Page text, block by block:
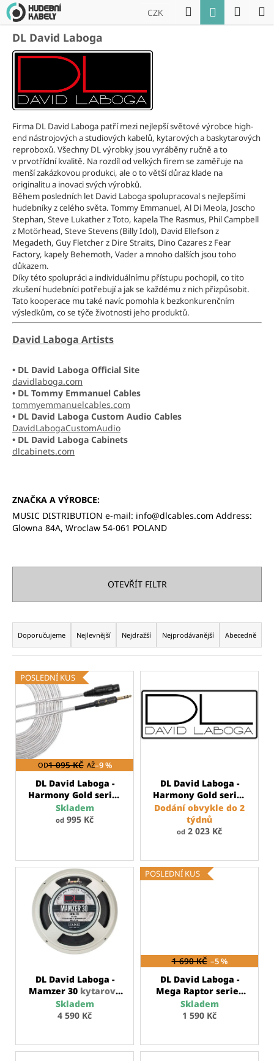
Přejít
na
obsah
CZK Hledat Přihlášení
DL David Laboga
Firma DL David Laboga patří mezi nejlepší světové výrobce high-
end nástrojových a studiových kabelů, kytarových a baskytarových
reproboxů. Všechny DL výrobky jsou vyráběny ručně a to
v prvotřídní kvalitě. Na rozdíl od velkých firem se zaměřuje na
menší zakázkovou produkci, ale o to větší důraz klade na
originalitu a inovaci svých výrobků.
Během posledních let David Laboga spolupracoval s nejlepšími
hudebníky z celého světa. Tommy Emmanuel, Al Di Meola, Joscho
Stephan, Steve Lukather z Toto, kapela The Rasmus, Phil Campbell
z Motörhead, Steve Stevens (Billy Idol), David Ellefson z
Megadeth, Guy Fletcher z Dire Straits, Dino Cazares z Fear
Factory, kapely Behemoth, Vader a mnoho dalších jsou toho
důkazem.
Díky této spolupráci a individuálnímu přístupu pochopil, co tito
zkušení hudebníci potřebují a jak se každému z nich přizpůsobit.
Tato kooperace mu také navíc pomohla k bezkonkurenčním
výsledkům, co se týče životnosti jeho produktů.
David Laboga Artists
• DL David Laboga Official Site
davidlaboga.com
• DL Tommy Emmanuel Cables
tommyemmanuelcables.com
• DL David Laboga Custom Audio Cables
DavidLabogaCustomAudio
• DL David Laboga Cabinets
dlcabinets.com
ZNAČKA A VÝROBCE:
MUSIC DISTRIBUTION e-mail: info@dlcables.com Address:
Glowna 84A, Wroclaw 54-061 POLAND
OTEVŘÍT FILTR
Ř
a
z
e
n
p
r
o
d
Doporučujeme Nejlevnější Nejdražší Nejprodávanější Abecedně
V
ý
p
s
p
r
ů
POSLEDNÍ KUS
OD1 095 KČ AŽ–9 %
DL David Laboga -
Harmony Gold series
mikrofonní kabel
Skladem
od 995 Kč
DL David Laboga -
Harmony Gold series
- Y CableY kabel
Dodání obvykle do 2
týdnů
od 2 023 Kč
DL David Laboga -
Mamzer 30 kytarový
reproduktor 12"
Skladem
4 590 Kč
POSLEDNÍ KUS
1 690 KČ –5 %
DL David Laboga -
Mega Raptor series
MK1reproboxový
kabel
Skladem
1 590 Kč
K
o Zpět
Zpět
p
o
t
ř
e
b
u
j
e
t
e
n
a
j
í
t
HLEDAT
p
o
r
u
m
e
CURT
STRINGS
46
NICKEL
WOUND
STRUNY
PRO
ELEKTRICKOU
KYTARU